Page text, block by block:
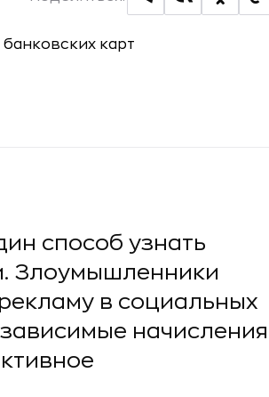
способ узнать
Злоумышленники
в социальных
начисления